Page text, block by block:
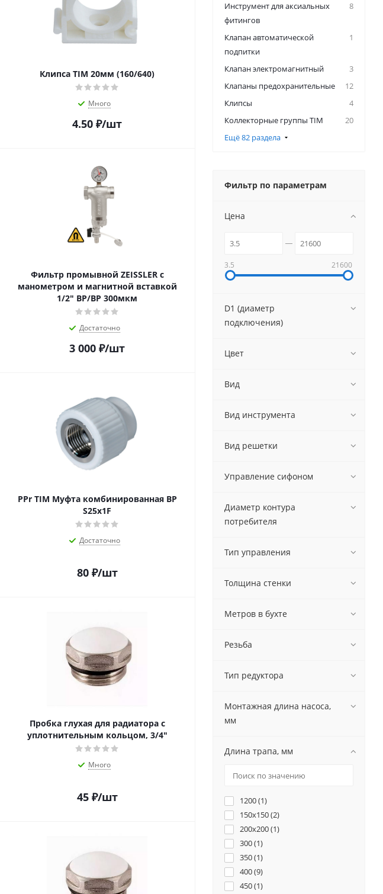
Клипса TIM 20мм (160/640)
Много
4.50 ₽/шт
Фильтр промывной ZEISSLER с
манометром и магнитной вставкой
1/2" ВР/ВР 300мкм
Достаточно
3 000 ₽/шт
PPr TIM Муфта комбинированная ВР
S25х1F
Достаточно
80₽/шт
Пробка глухая для радиатора с
уплотнительным кольцом, 3/4"
Много
45₽/шт
Инструмент для аксиальных
фитингов
8
Клапан автоматической
подпитки
1
Клапан электромагнитный
3
Клапаны предохранительные
12
Клипсы
4
Коллекторные группы TIM
20
Ещё 82 раздела
Фильтр по параметрам
Цена
3.5 21600
D1 (диаметр
подключения)
Цвет
Вид
Вид инструмента
Вид решетки
Управление сифоном
Диаметр контура
потребителя
Тип управления
Толщина стенки
Метров в бухте
Резьба
Тип редуктора
Монтажная длина насоса,
мм
Длина трапа, мм
1200 (1)
150х150 (2)
200х200 (1)
300 (1)
350 (1)
400 (9)
450 (1)